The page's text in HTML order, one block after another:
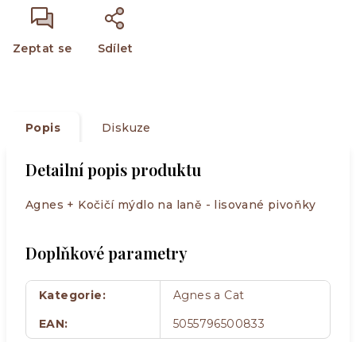
Zeptat se Sdílet
Popis Diskuze
Detailní popis produktu
Agnes + Kočičí mýdlo na laně - lisované pivoňky
Doplňkové parametry
Kategorie:
Agnes a Cat
EAN: 5055796500833